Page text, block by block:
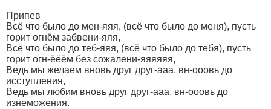
Припев
Всё что было до мен-яяя, (всё что было до меня), пусть
горит огнём забвени-яяя,
Всё что было до теб-яяя, (всё что было до тебя), пусть
горит огн-ёёём без сожалени-яяяяяя,
Ведь мы желаем вновь друг друг-ааа, вн-ооовь до
исступления,
Ведь мы любим вновь друг друг-ааа, вн-ооовь до
изнеможения.